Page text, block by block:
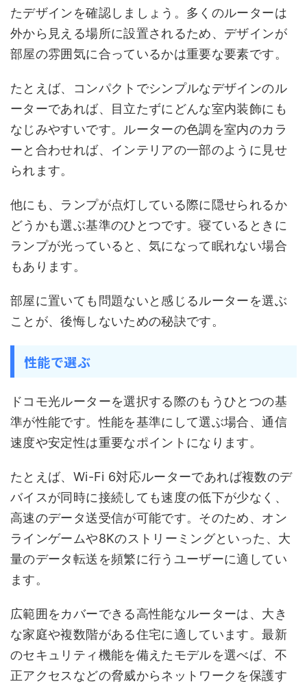
たデザインを確認しましょう。多くのルーターは
外から見える場所に設置されるため、デザインが
部屋の雰囲気に合っているかは重要な要素です。
たとえば、コンパクトでシンプルなデザインのル
ーターであれば、目立たずにどんな室内装飾にも
なじみやすいです。ルーターの色調を室内のカラ
ーと合わせれば、インテリアの一部のように見せ
られます。
他にも、ランプが点灯している際に隠せられるか
どうかも選ぶ基準のひとつです。寝ているときに
ランプが光っていると、気になって眠れない場合
もあります。
部屋に置いても問題ないと感じるルーターを選ぶ
ことが、後悔しないための秘訣です。
性能で選ぶ
ドコモ光ルーターを選択する際のもうひとつの基
準が性能です。性能を基準にして選ぶ場合、通信
速度や安定性は重要なポイントになります。
たとえば、Wi-Fi 6対応ルーターであれば複数のデ
バイスが同時に接続しても速度の低下が少なく、
高速のデータ送受信が可能です。そのため、オン
ラインゲームや8Kのストリーミングといった、大
量のデータ転送を頻繁に行うユーザーに適してい
ます。
広範囲をカバーできる高性能なルーターは、大き
な家庭や複数階がある住宅に適しています。最新
のセキュリティ機能を備えたモデルを選べば、不
正アクセスなどの脅威からネットワークを保護す